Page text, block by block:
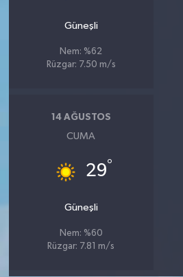
Güneşli
Nem: %62
Rüzgar: 7.50 m/s
14 AĞUSTOS
CUMA
29°
Güneşli
Nem: %60
Rüzgar: 7.81 m/s